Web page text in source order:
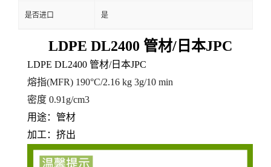
是否进口 是
LDPE DL2400 管材/日本JPC
LDPE DL2400 管材/日本JPC
熔指(MFR) 190°C/2.16 kg 3g/10 min
密度 0.91 g/cm3
用途：管材
加工：挤出